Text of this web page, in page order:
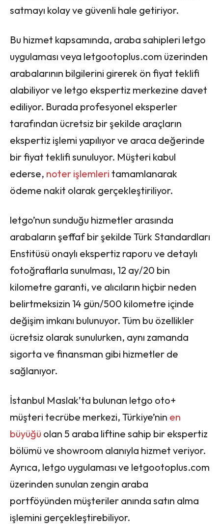
satmayı kolay ve güvenli hale getiriyor.
Bu hizmet kapsamında, araba sahipleri letgo
uygulaması veya letgootoplus.com üzerinden
arabalarının bilgilerini girerek ön fiyat teklifi
alabiliyor ve letgo ekspertiz merkezine davet
ediliyor. Burada profesyonel eksperler
tarafından ücretsiz bir şekilde araçların
ekspertiz işlemi yapılıyor ve araca değerinde
bir fiyat teklifi sunuluyor. Müşteri kabul
ederse, noter işlemleri tamamlanarak
ödeme nakit olarak gerçekleştiriliyor.
letgo’nun sunduğu hizmetler arasında
arabaların şeffaf bir şekilde Türk Standardları
Enstitüsü onaylı ekspertiz raporu ve detaylı
fotoğraflarla sunulması, 12 ay/20 bin
kilometre garanti, ve alıcıların hiçbir neden
belirtmeksizin 14 gün/500 kilometre içinde
değişim imkanı bulunuyor. Tüm bu özellikler
ücretsiz olarak sunulurken, aynı zamanda
sigorta ve finansman gibi hizmetler de
sağlanıyor.
İstanbul Maslak’ta bulunan letgo oto+
müşteri tecrübe merkezi, Türkiye’nin en
büyüğü olan 5 araba liftine sahip bir ekspertiz
bölümü ve showroom alanıyla hizmet veriyor.
Ayrıca, letgo uygulaması ve letgootoplus.com
üzerinden sunulan zengin araba
portföyünden müşteriler anında satın alma
işlemini gerçekleştirebiliyor.